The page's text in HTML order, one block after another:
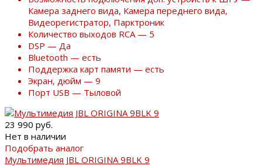
Камера заднего вида, Камера переднего вида,
Видеорегистратор, Парктроник
Количество выходов RCA — 5
DSP — Да
Bluetooth — есть
Поддержка карт памяти — есть
Экран, дюйм — 9
Порт USB — Тыловой
23 990 руб.
Нет в наличии
Подобрать аналог
Мультимедия JBL ORIGINA 9BLK 9